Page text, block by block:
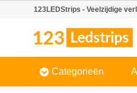
123LEDStrips - Veelzijdige
Categorieën